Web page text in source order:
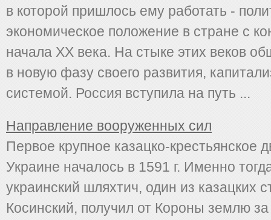
в которой пришлось ему работать -
экономическое положение в стране с
начала ХХ века. На стыке этих веков
в новую фазу своего развития,
системой. Россия вступила на путь ...
Направление вооруженных сил
Первое крупное казацко-крестьянское
Украине началось в 1591 г. Именно
украинский шляхтич, один из казацких
Косинский, получил от Короны землю